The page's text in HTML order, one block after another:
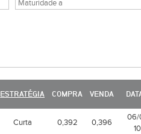
ESTRATÉGIA COMPRA VENDA
Curta 0,392 0,396
06/